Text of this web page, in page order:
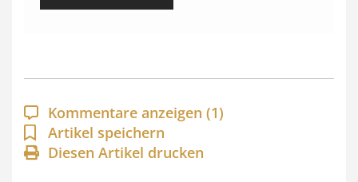
p
a
n
n
Kommentare anzeigen (1)
Artikel speichern
Diesen Artikel drucken